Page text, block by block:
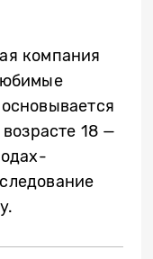
компания
18 —